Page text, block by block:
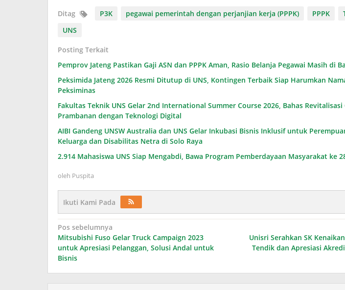
Ditag P3K pegawai pemerintah dengan perjanjian kerja (PPPK) PPPK
UNS
Posting Terkait
Pemprov Jateng Pastikan Gaji ASN dan PPPK Aman, Rasio Belanja Pegawai Masih di
Peksimida Jateng 2026 Resmi Ditutup di UNS, Kontingen Terbaik Siap Harumkan
Peksiminas
Fakultas Teknik UNS Gelar 2nd International Summer Course 2026, Bahas Revitalisasi
Prambanan dengan Teknologi Digital
AIBI Gandeng UNSW Australia dan UNS Gelar Inkubasi Bisnis Inklusif untuk
Keluarga dan Disabilitas Netra di Solo Raya
2.914 Mahasiswa UNS Siap Mengabdi, Bawa Program Pemberdayaan Masyarakat ke
oleh Puspita
Ikuti Kami Pada
Navigasi
pos
Pos sebelumnya
Mitsubishi Fuso Gelar Truck Campaign 2023
untuk Apresiasi Pelanggan, Solusi Andal untuk
Bisnis
Unisri Serahkan SK
Tendik dan Apresiasi